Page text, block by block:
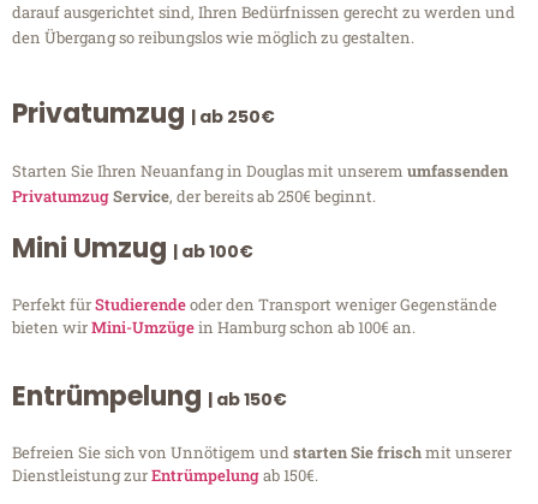
darauf ausgerichtet sind, Ihren Bedürfnissen gerecht zu werden und
den Übergang so reibungslos wie möglich zu gestalten.
Privatumzug | ab 250€
Starten Sie Ihren Neuanfang in Douglas mit unserem umfassenden
PrivatumzugService, der bereits ab 250€ beginnt.
Mini Umzug | ab 100€
Perfekt fürStudierendeoder den Transport weniger Gegenstände
bieten wirMini-Umzügein Hamburg schon ab 100€ an.
Entrümpelung | ab 150€
Befreien Sie sich von Unnötigem undstarten Sie frischmit unserer
Dienstleistung zurEntrümpelungab 150€.